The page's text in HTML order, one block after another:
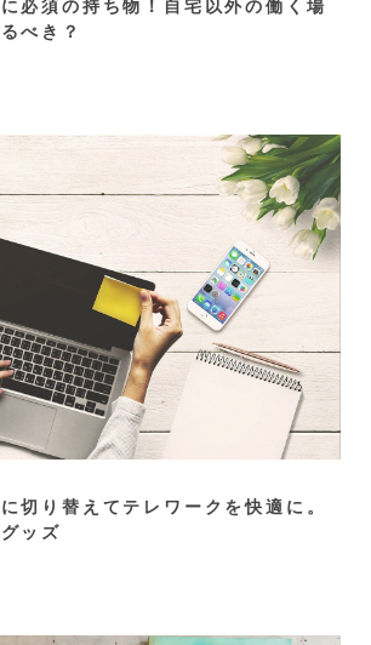
必須の持ち物！自宅以外の働く場
べき？
切り替えてテレワークを快適に。
ッズ